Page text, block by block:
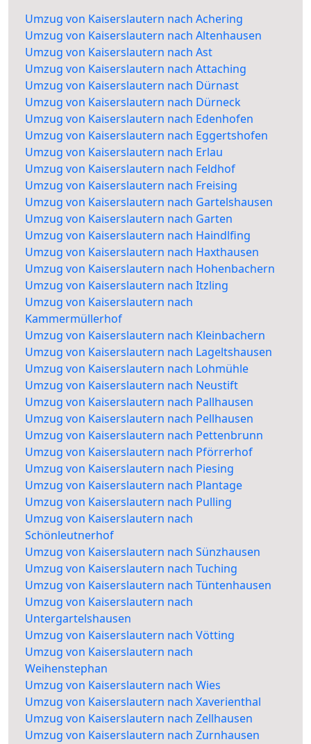
Umzug von Kaiserslautern nach Achering
Umzug von Kaiserslautern nach Altenhausen
Umzug von Kaiserslautern nach Ast
Umzug von Kaiserslautern nach Attaching
Umzug von Kaiserslautern nach Dürnast
Umzug von Kaiserslautern nach Dürneck
Umzug von Kaiserslautern nach Edenhofen
Umzug von Kaiserslautern nach Eggertshofen
Umzug von Kaiserslautern nach Erlau
Umzug von Kaiserslautern nach Feldhof
Umzug von Kaiserslautern nach Freising
Umzug von Kaiserslautern nach Gartelshausen
Umzug von Kaiserslautern nach Garten
Umzug von Kaiserslautern nach Haindlfing
Umzug von Kaiserslautern nach Haxthausen
Umzug von Kaiserslautern nach Hohenbachern
Umzug von Kaiserslautern nach Itzling
Umzug von Kaiserslautern nach
Kammermüllerhof
Umzug von Kaiserslautern nach Kleinbachern
Umzug von Kaiserslautern nach Lageltshausen
Umzug von Kaiserslautern nach Lohmühle
Umzug von Kaiserslautern nach Neustift
Umzug von Kaiserslautern nach Pallhausen
Umzug von Kaiserslautern nach Pellhausen
Umzug von Kaiserslautern nach Pettenbrunn
Umzug von Kaiserslautern nach Pförrerhof
Umzug von Kaiserslautern nach Piesing
Umzug von Kaiserslautern nach Plantage
Umzug von Kaiserslautern nach Pulling
Umzug von Kaiserslautern nach
Schönleutnerhof
Umzug von Kaiserslautern nach Sünzhausen
Umzug von Kaiserslautern nach Tuching
Umzug von Kaiserslautern nach Tüntenhausen
Umzug von Kaiserslautern nach
Untergartelshausen
Umzug von Kaiserslautern nach Vötting
Umzug von Kaiserslautern nach
Weihenstephan
Umzug von Kaiserslautern nach Wies
Umzug von Kaiserslautern nach Xaverienthal
Umzug von Kaiserslautern nach Zellhausen
Umzug von Kaiserslautern nach Zurnhausen